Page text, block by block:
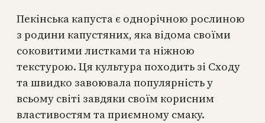
Пекінська капуста є однорічною рослиною
з родини капустяних, яка відома своїми
соковитими листками та ніжною
текстурою. Ця культура походить зі Сходу
та швидко завоювала популярність у
всьому світі завдяки своїм корисним
властивостям та приємному смаку.